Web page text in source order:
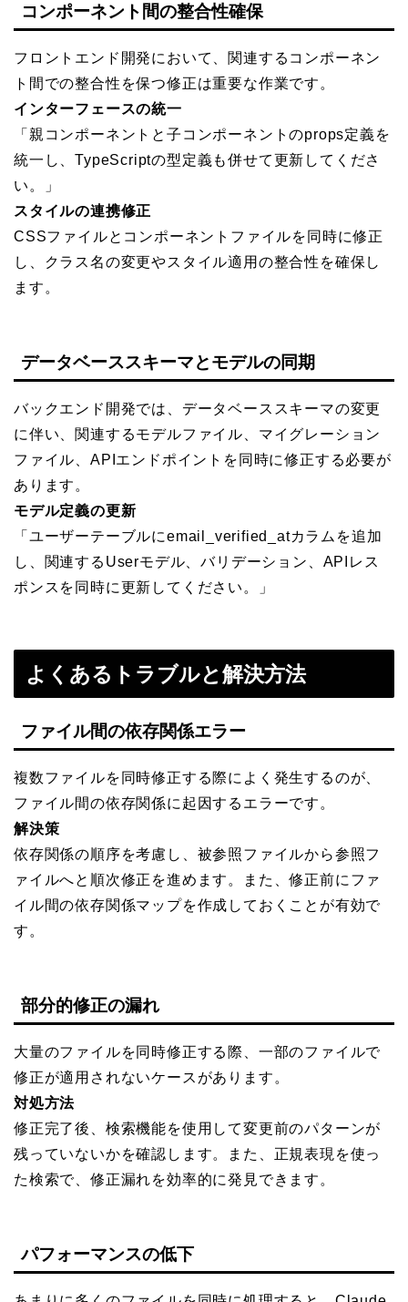
コンポーネント間の整合性確保
フロントエンド開発において、関連するコンポーネン
ト間での整合性を保つ修正は重要な作業です。
インターフェースの統一
「親コンポーネントと子コンポーネントのprops定義を
統一し、TypeScriptの型定義も併せて更新してくださ
い。」
スタイルの連携修正
CSSファイルとコンポーネントファイルを同時に修正
し、クラス名の変更やスタイル適用の整合性を確保し
ます。
データベーススキーマとモデルの同期
バックエンド開発では、データベーススキーマの変更
に伴い、関連するモデルファイル、マイグレーション
ファイル、APIエンドポイントを同時に修正する必要が
あります。
モデル定義の更新
「ユーザーテーブルにemail_verified_atカラムを追加
し、関連するUserモデル、バリデーション、APIレス
ポンスを同時に更新してください。」
よくあるトラブルと解決方法
ファイル間の依存関係エラー
複数ファイルを同時修正する際によく発生するのが、
ファイル間の依存関係に起因するエラーです。
解決策
依存関係の順序を考慮し、被参照ファイルから参照フ
ァイルへと順次修正を進めます。また、修正前にファ
イル間の依存関係マップを作成しておくことが有効で
す。
部分的修正の漏れ
大量のファイルを同時修正する際、一部のファイルで
修正が適用されないケースがあります。
対処方法
修正完了後、検索機能を使用して変更前のパターンが
残っていないかを確認します。また、正規表現を使っ
た検索で、修正漏れを効率的に発見できます。
パフォーマンスの低下